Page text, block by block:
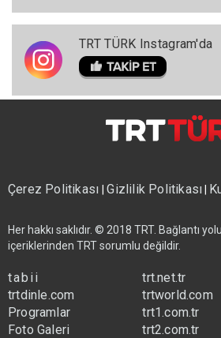
TRT TÜRK Instagram'da
Çerez Politikası |Gizlilik Politikası
Her hakkı saklıdır. © 2018 TRT. Bağlantı
içeriklerinden TRT sorumlu değildir.
tabii
trtdinle.com
Programlar
Foto Galeri
trt.net.tr
trtworld.com
trt1.com.tr
trt2.com.tr